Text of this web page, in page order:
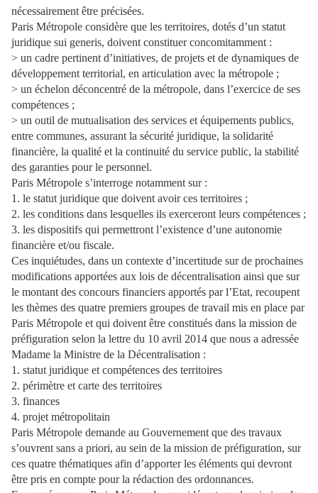
nécessairement être précisées.
Paris Métropole considère que les territoires, dotés d’un statut
juridique sui generis, doivent constituer concomitamment :
> un cadre pertinent d’initiatives, de projets et de dynamiques de
développement territorial, en articulation avec la métropole ;
> un échelon déconcentré de la métropole, dans l’exercice de ses
compétences ;
> un outil de mutualisation des services et équipements publics,
entre communes, assurant la sécurité juridique, la solidarité
financière, la qualité et la continuité du service public, la stabilité
des garanties pour le personnel.
Paris Métropole s’interroge notamment sur :
1. le statut juridique que doivent avoir ces territoires ;
2. les conditions dans lesquelles ils exerceront leurs compétences ;
3. les dispositifs qui permettront l’existence d’une autonomie
financière et/ou fiscale.
Ces inquiétudes, dans un contexte d’incertitude sur de prochaines
modifications apportées aux lois de décentralisation ainsi que sur
le montant des concours financiers apportés par l’Etat, recoupent
les thèmes des quatre premiers groupes de travail mis en place par
Paris Métropole et qui doivent être constitués dans la mission de
préfiguration selon la lettre du 10 avril 2014 que nous a adressée
Madame la Ministre de la Décentralisation :
1. statut juridique et compétences des territoires
2. périmètre et carte des territoires
3. finances
4. projet métropolitain
Paris Métropole demande au Gouvernement que des travaux
s’ouvrent sans a priori, au sein de la mission de préfiguration, sur
ces quatre thématiques afin d’apporter les éléments qui devront
être pris en compte pour la rédaction des ordonnances.